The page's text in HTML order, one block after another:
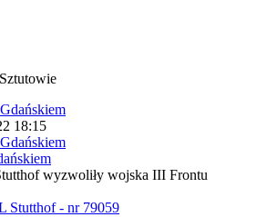
18:15
wyzwoliły wojska III Frontu
Stutthof - nr 79059